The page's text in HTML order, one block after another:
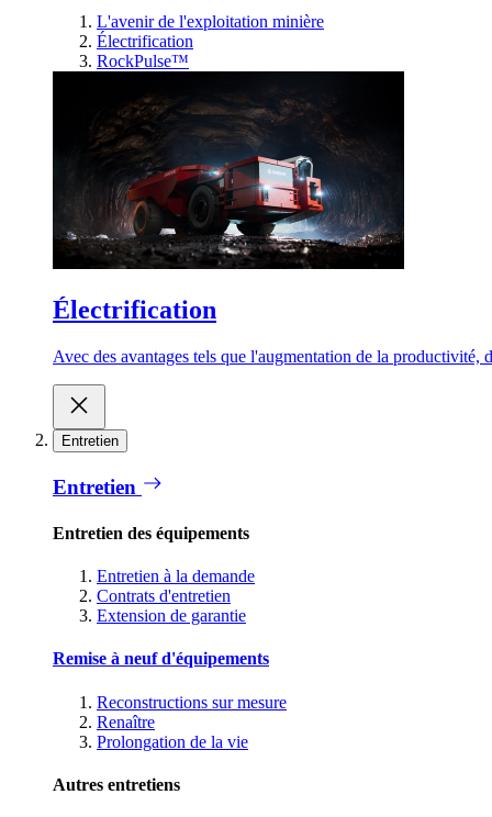
L'avenir de l'exploitation minière
Électrification
RockPulse™
Électrification
Avec des avantages tels que l'augmentation de la
Entretien
Entretien
Entretien des équipements
Entretien à la demande
Contrats d'entretien
Extension de garantie
Remise à neuf d'équipements
Reconstructions sur mesure
Renaître
Prolongation de la vie
Autres entretiens